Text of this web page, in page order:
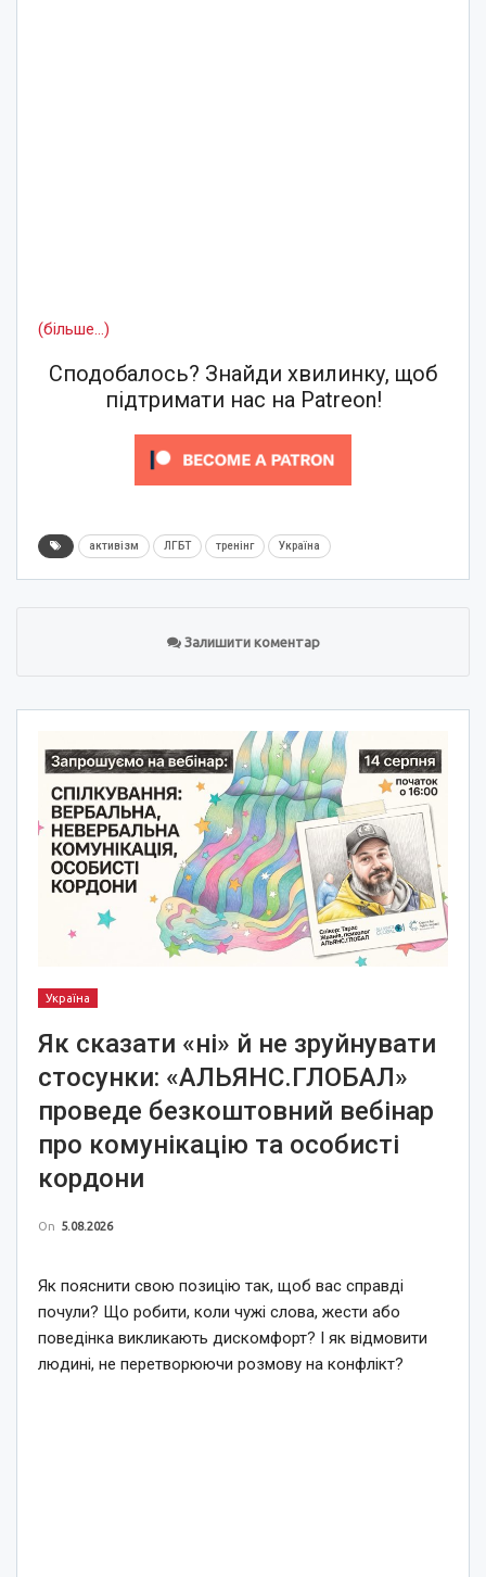
(більше…)
Сподобалось? Знайди хвилинку, щоб
підтримати нас на Patreon!
активізм ЛГБТ тренінг Україна
Залишити коментар
Україна
Як сказати «ні» й не зруйнувати
стосунки: «АЛЬЯНС.ГЛОБАЛ»
проведе безкоштовний вебінар
про комунікацію та особисті
кордони
On 5.08.2026
Як пояснити свою позицію так, щоб вас справді
почули? Що робити, коли чужі слова, жести або
поведінка викликають дискомфорт? І як відмовити
людині, не перетворюючи розмову на конфлікт?